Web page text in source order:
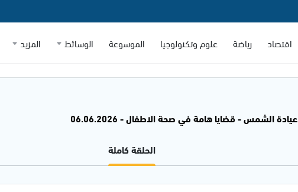
اقتصاد رياضة علوم وتكنولوجيا الموسوعة الوسائط المزيد
عيادة الشمس - قضايا هامة في صحة الاطفال - 06.06.2026
الحلقة كاملة